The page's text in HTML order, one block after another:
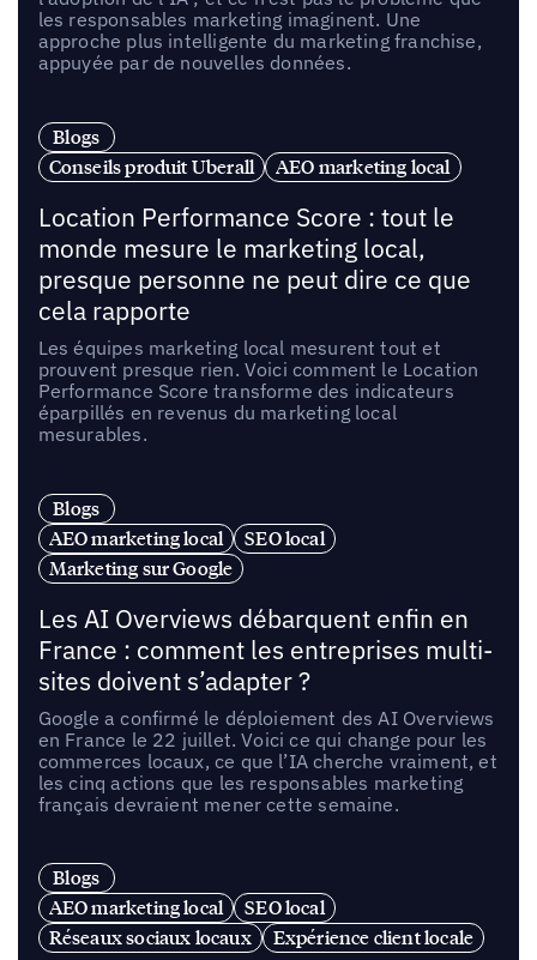
les responsables marketing imaginent. Une
approche plus intelligente du marketing franchise,
appuyée par de nouvelles données.
Blogs
Conseils produit Uberall
AEO marketing local
Location Performance Score : tout le
monde mesure le marketing local,
presque personne ne peut dire ce que
cela rapporte
Les équipes marketing local mesurent tout et
prouvent presque rien. Voici comment le Location
Performance Score transforme des indicateurs
éparpillés en revenus du marketing local
mesurables.
Blogs
AEO marketing local
SEO local
Marketing sur Google
Les AI Overviews débarquent enfin en
France : comment les entreprises multi-
sites doivent s’adapter ?
Google a confirmé le déploiement des AI Overviews
en France le 22 juillet. Voici ce qui change pour les
commerces locaux, ce que l’IA cherche vraiment, et
les cinq actions que les responsables marketing
français devraient mener cette semaine.
Blogs
AEO marketing local
SEO local
Réseaux sociaux locaux
Expérience client locale